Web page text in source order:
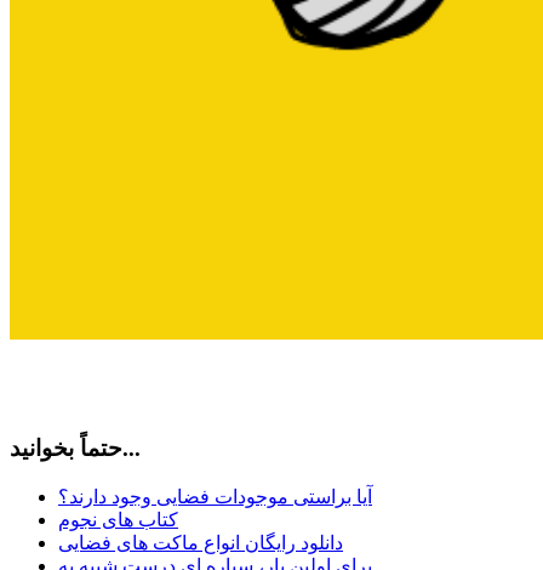
حتماً بخوانید...
آیا براستی موجودات فضایی وجود دارند؟
کتاب های نجوم
دانلود رایگان انواع ماکت های فضایی
برای اولین بار، سیاره ای درست شبیه به